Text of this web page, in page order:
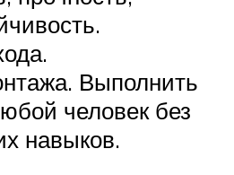
Выполнить
человек без
навыков.